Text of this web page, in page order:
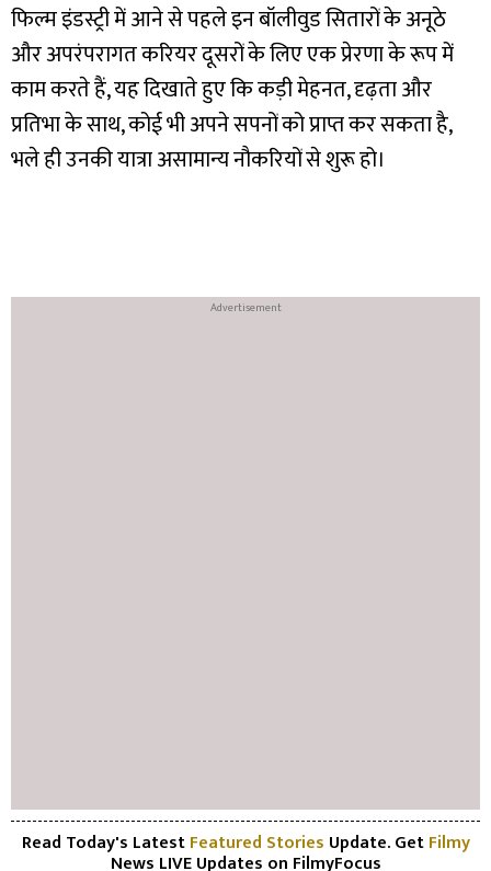
फिल्म इंडस्ट्री में आने से पहले इन बॉलीवुड सितारों के अनूठे
और अपरंपरागत करियर दूसरों के लिए एक प्रेरणा के रूप में
काम करते हैं, यह दिखाते हुए कि कड़ी मेहनत, दृढ़ता और
प्रतिभा के साथ, कोई भी अपने सपनों को प्राप्त कर सकता है,
भले ही उनकी यात्रा असामान्य नौकरियों से शुरू हो।
Read Today's LatestFeatured Stories Update. GetFilmy
News LIVE Updates on FilmyFocus